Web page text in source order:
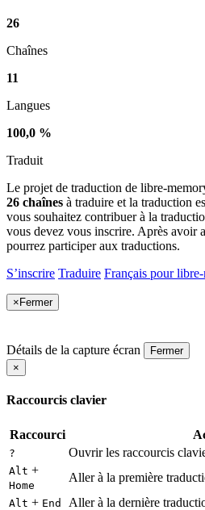
26
Chaînes
11
Langues
100,0 %
Traduit
Le projet de traduction de libre-
26 chaînes à traduire et la traduction
vous souhaitez contribuer à la
vous devez vous inscrire. Après avoir
pourrez participer aux traductions.
S’inscrire Traduire Français pour
× Fermer
Détails de la capture écran
Fermer
×
Raccourcis clavier
Raccourci
? Ouvrir les raccourcis
Alt +
Home
Aller à la première
Alt + End Aller à la dernière